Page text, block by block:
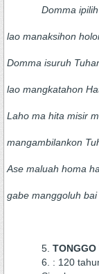
Domma
lao manaksihon
Domma isuruh
lao mangkatahon
Laho ma hita misir
mangambilankon
Ase maluah homa
gabe manggoluh bai
TONGGO
: 120